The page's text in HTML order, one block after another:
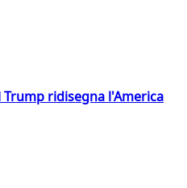
Trump ridisegna l'America